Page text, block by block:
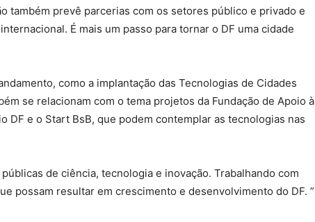
também prevê parcerias com os setores público e privado e
É mais um passo para tornar o DF uma cidade
como a implantação das Tecnologias de Cidades
se relacionam com o tema projetos da Fundação de Apoio à
DF e o Start BsB, que podem contemplar as tecnologias nas
de ciência, tecnologia e inovação. Trabalhando com
possam resultar em crescimento e desenvolvimento do DF. ”